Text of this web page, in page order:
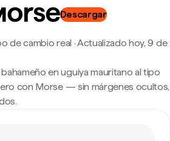
Descargar
de cambio real ·Actualizado hoy, 9 de
en uguiya mauritano al tipo
con Morse — sin márgenes ocultos,